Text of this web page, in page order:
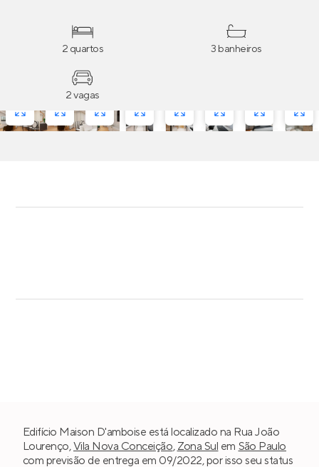
playground e quadra.
2 quartos 3 banheiros
2 vagas
Edifício Maison D'amboise está localizado na Rua João
Lourenço,Vila Nova Conceição, Zona Sul em São Paulo
com previsão de entrega em 09/2022, por isso seu status